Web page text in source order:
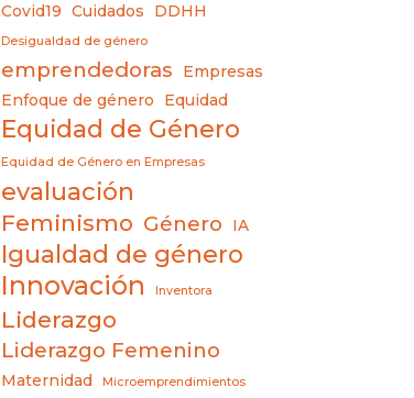
Covid19 Cuidados DDHH
Desigualdad de género
emprendedoras
Empresas
Enfoque de género
Equidad
Equidad de Género
Equidad de Género en Empresas
evaluación
Feminismo Género IA
Igualdad de género
Innovación Inventora
Liderazgo
Liderazgo Femenino
Maternidad Microemprendimientos